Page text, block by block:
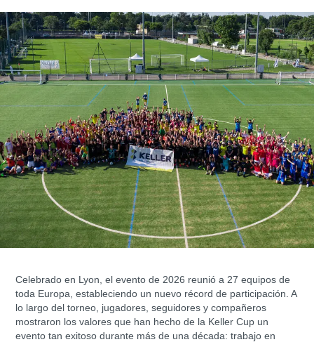
Celebrado en Lyon, el evento de 2026 reunió a 27 equipos de
toda Europa, estableciendo un nuevo récord de participación. A
lo largo del torneo, jugadores, seguidores y compañeros
mostraron los valores que han hecho de la Keller Cup un
evento tan exitoso durante más de una década: trabajo en